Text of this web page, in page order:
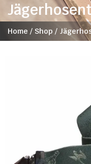
Home / Shop /